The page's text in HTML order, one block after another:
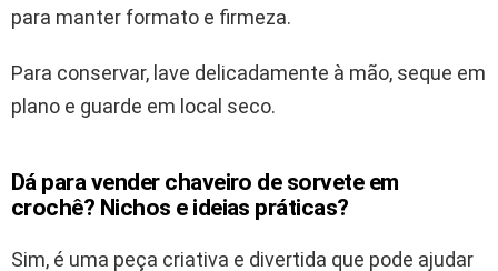
para manter formato e firmeza.
Para conservar, lave delicadamente à mão, seque em
plano e guarde em local seco.
Dá para vender chaveiro de sorvete em
crochê? Nichos e ideias práticas?
Sim, é uma peça criativa e divertida que pode ajudar